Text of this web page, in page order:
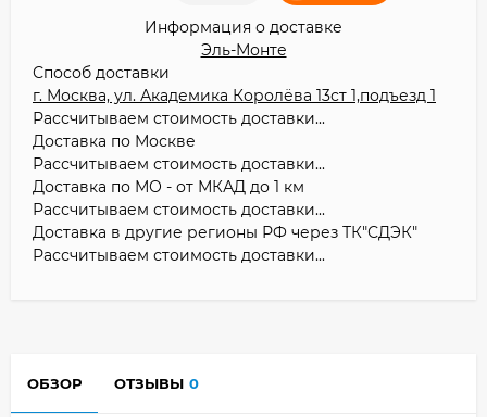
Информация о доставке
Эль-Монте
Способ доставки
г. Москва, ул. Академика Королёва 13ст 1,подъезд 1
Рассчитываем стоимость доставки...
Доставка по Москве
Рассчитываем стоимость доставки...
Доставка по МО - от МКАД до 1 км
Рассчитываем стоимость доставки...
Доставка в другие регионы РФ через ТК"СДЭК"
Рассчитываем стоимость доставки...
ОБЗОР ОТЗЫВЫ 0